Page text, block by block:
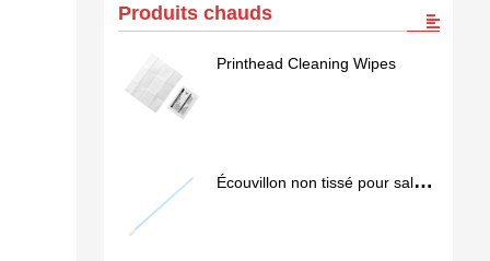
Produits chauds
Printhead Cleaning Wipes
Écouvillon non tissé pour salles